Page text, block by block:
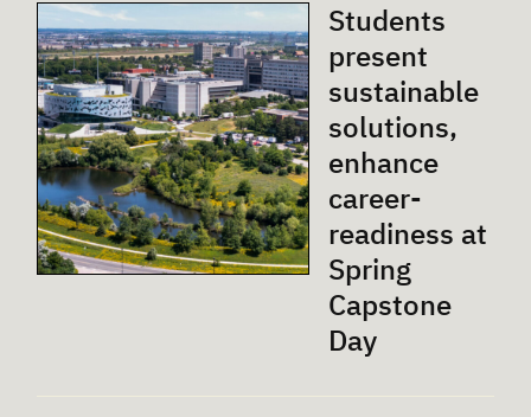
Students
present
sustainable
solutions,
enhance
career-
readiness at
Spring
Capstone
Day